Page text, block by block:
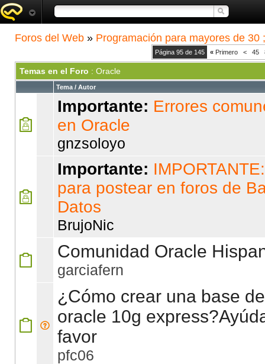
Foros del Web » Programación para mayores de 30
Página 95 de 145 « Primero < 45
Temas en el Foro : Oracle
Tema / Autor
Importante: Errores
en Oracle
gnzsoloyo
Importante:
para postear en foros de
Datos
BrujoNic
Comunidad Oracle
garciafern
¿Cómo crear una base
oracle 10g
favor
pfc06